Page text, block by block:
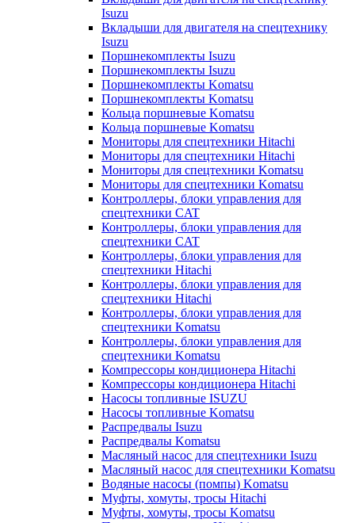
Isuzu
Вкладыши для двигателя на спецтехнику
Isuzu
Поршнекомплекты Isuzu
Поршнекомплекты Isuzu
Поршнекомплекты Komatsu
Поршнекомплекты Komatsu
Кольца поршневые Komatsu
Кольца поршневые Komatsu
Мониторы для спецтехники Hitachi
Мониторы для спецтехники Hitachi
Мониторы для спецтехники Komatsu
Мониторы для спецтехники Komatsu
Контроллеры, блоки управления для
спецтехники CAT
Контроллеры, блоки управления для
спецтехники CAT
Контроллеры, блоки управления для
спецтехники Hitachi
Контроллеры, блоки управления для
спецтехники Hitachi
Контроллеры, блоки управления для
спецтехники Komatsu
Контроллеры, блоки управления для
спецтехники Komatsu
Компрессоры кондиционера Hitachi
Компрессоры кондиционера Hitachi
Насосы топливные ISUZU
Насосы топливные Komatsu
Распредвалы Isuzu
Распредвалы Komatsu
Масляный насос для спецтехники Isuzu
Масляный насос для спецтехники Komatsu
Водяные насосы (помпы) Komatsu
Муфты, хомуты, тросы Hitachi
Муфты, хомуты, тросы Komatsu